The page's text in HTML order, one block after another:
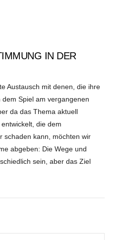
IN DER
Austausch mit denen, die ihre
Spiel am vergangenen
da das Thema aktuell
die dem
schaden kann, möchten wir
abgeben: Die Wege und
sein, aber das Ziel